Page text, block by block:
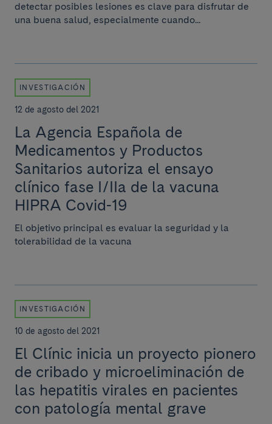
detectar posibles lesiones es clave para disfrutar de
una buena salud, especialmente cuando...
INVESTIGACIÓN
12 de agosto del 2021
La Agencia Española de
Medicamentos y Productos
Sanitarios autoriza el ensayo
clínico fase I/IIa de la vacuna
HIPRA Covid-19
El objetivo principal es evaluar la seguridad y la
tolerabilidad de la vacuna
INVESTIGACIÓN
10 de agosto del 2021
El Clínic inicia un proyecto pionero
de cribado y microeliminación de
las hepatitis virales en pacientes
con patología mental grave